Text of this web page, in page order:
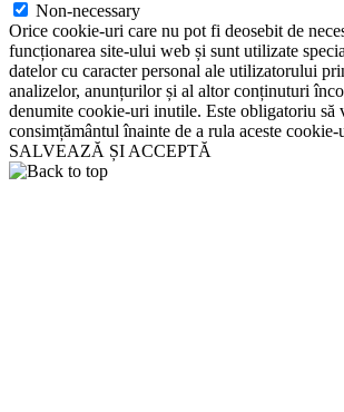
Non-necessary
Orice cookie-uri care nu pot fi deosebit de
funcționarea site-ului web și sunt utilizate
datelor cu caracter personal ale utilizatorului
analizelor, anunțurilor și al altor conținuturi
denumite cookie-uri inutile. Este obligatoriu să
consimțământul înainte de a rula aceste
SALVEAZĂ ȘI ACCEPTĂ